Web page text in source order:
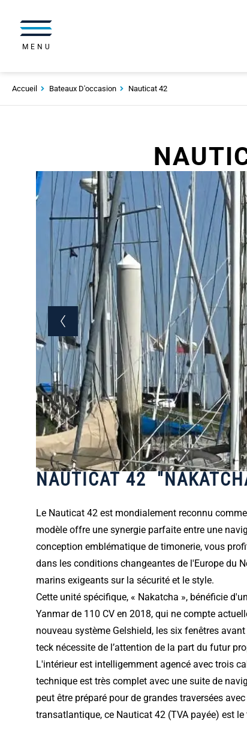
MENU
Accueil Bateaux D'occasion Nauticat 42
NAUTICAT 42
Le Nauticat 42 est mondialement reconnu
modèle offre une synergie parfaite entre une
conception emblématique de timonerie, vous
dans les conditions changeantes de l'Europe du
marins exigeants sur la sécurité et le style.
Cette unité spécifique, « Nakatcha », bénéficie
Yanmar de 110 CV en 2018, qui ne compte
nouveau système Gelshield, les six fenêtres
teck nécessite de l’attention de la part du futur
L'intérieur est intelligemment agencé avec trois
technique est très complet avec une suite de
peut être préparé pour de grandes traversées
transatlantique, ce Nauticat 42 (TVA payée) est